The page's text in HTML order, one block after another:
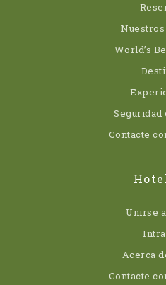
World’s
Seguridad
Contacte
Unirse
Acerca
Contacte